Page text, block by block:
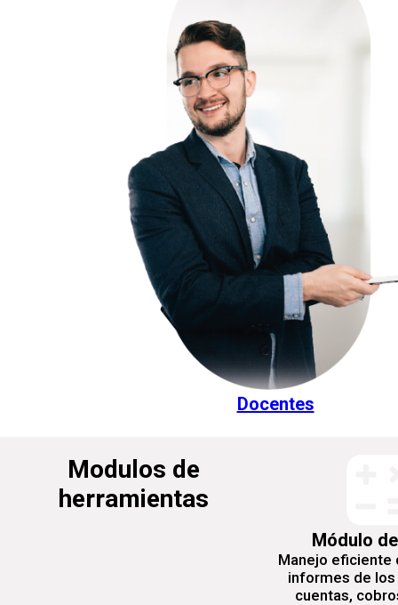
Docentes
Modulos de
herramientas
Módulo
Manejo eficiente
informes de
cuentas,